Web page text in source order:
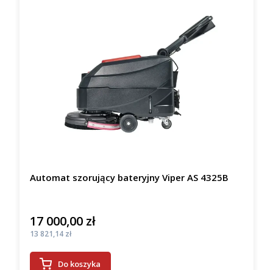
Automat szorujący bateryjny Viper AS 4325B
Cena
17 000,00 zł
Cena
13 821,14 zł
Do koszyka